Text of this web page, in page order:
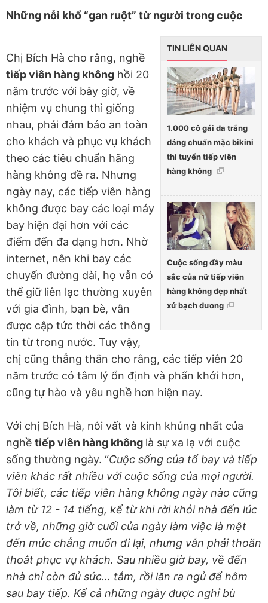
Những nỗi khổ “gan ruột” từ người trong cuộc
TIN LIÊN QUAN
1.000 cô gái da trắng
dáng chuẩn mặc bikini
thi tuyển tiếp viên
hàng không
Cuộc sống đầy màu
sắc của nữ tiếp viên
hàng không đẹp nhất
xứ bạch dương
Chị Bích Hà cho rằng, nghề
tiếp viên hàng không hồi 20
năm trước với bây giờ, về
nhiệm vụ chung thì giống
nhau, phải đảm bảo an toàn
cho khách và phục vụ khách
theo các tiêu chuẩn hãng
hàng không đề ra. Nhưng
ngày nay, các tiếp viên hàng
không được bay các loại máy
bay hiện đại hơn với các
điểm đến đa dạng hơn. Nhờ
internet, nên khi bay các
chuyến đường dài, họ vẫn có
thể giữ liên lạc thường xuyên
với gia đình, bạn bè, vẫn
được cập tức thời các thông
tin từ trong nước. Tuy vậy,
chị cũng thẳng thắn cho rằng, các tiếp viên 20
năm trước có tâm lý ổn định và phấn khởi hơn,
cũng tự hào và yêu nghề hơn hiện nay.
Với chị Bích Hà, nỗi vất và kinh khủng nhất của
nghề tiếp viên hàng không là sự xa lạ với cuộc
sống thường ngày. “Cuộc sống của tổ bay và tiếp
viên khác rất nhiều với cuộc sống của mọi người.
Tôi biết, các tiếp viên hàng không ngày nào cũng
làm từ 12 - 14 tiếng, kể từ khi rời khỏi nhà đến lúc
trở về, những giờ cuối của ngày làm việc là mệt
đến mức chẳng muốn đi lại, nhưng vẫn phải thoăn
thoắt phục vụ khách. Sau nhiều giờ bay, về đến
nhà chỉ còn đủ sức… tắm, rồi lăn ra ngủ để hôm
sau bay tiếp. Kể cả những ngày được nghỉ bù